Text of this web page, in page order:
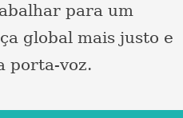
para um
global mais justo e
porta-voz.